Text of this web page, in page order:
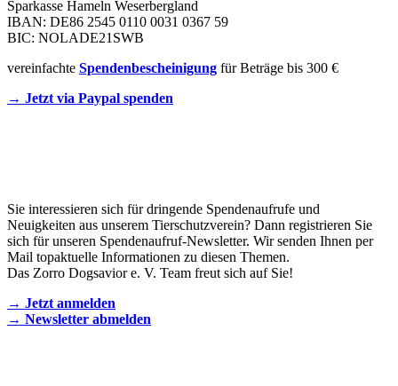
Sparkasse Hameln Weserbergland
IBAN: DE86 2545 0110 0031 0367 59
BIC: NOLADE21SWB
vereinfachte Spendenbescheinigung für Beträge bis 300 €
→ Jetzt via Paypal spenden
Sie interessieren sich für dringende Spendenaufrufe und
Neuigkeiten aus unserem Tierschutzverein? Dann registrieren Sie
sich für unseren Spendenaufruf-Newsletter. Wir senden Ihnen per
Mail topaktuelle Informationen zu diesen Themen.
Das Zorro Dogsavior e. V. Team freut sich auf Sie!
→ Jetzt anmelden
→ Newsletter abmelden